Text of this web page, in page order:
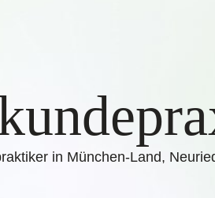
in München-Land,